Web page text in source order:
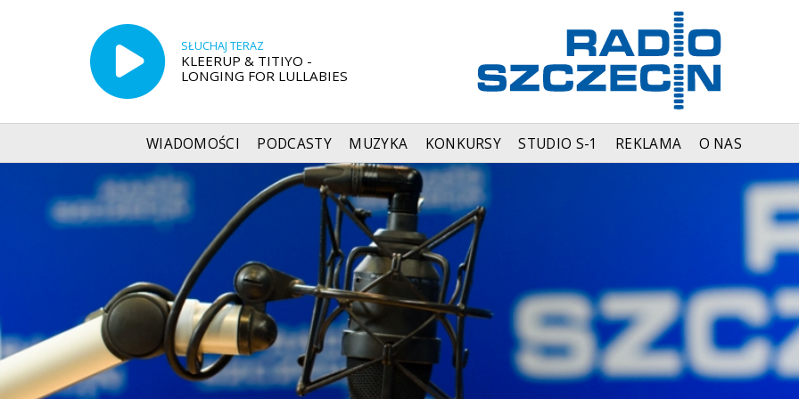
SŁUCHAJ TERAZ
KLEERUP & TITIYO -
LONGING FOR LULLABIES
WIADOMOŚCI PODCASTY MUZYKA KONKURSY STUDIO S-1 REKLAMA O NAS